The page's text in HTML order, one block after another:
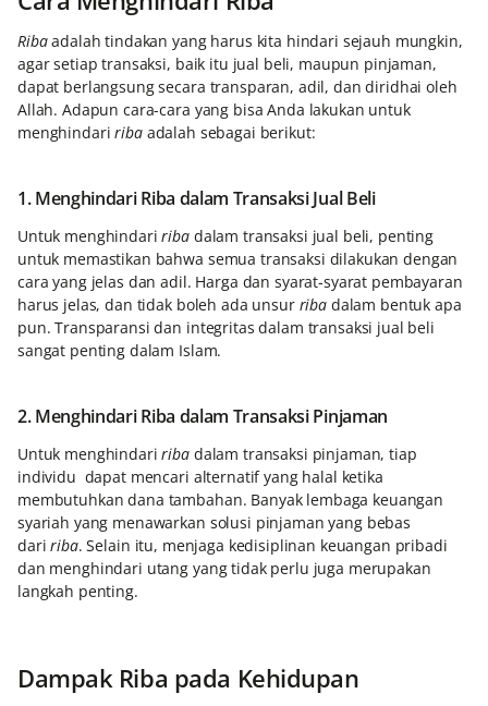
Ribaadalah tindakan yang harus kita hindari sejauh mungkin,
agar setiap transaksi, baik itu jual beli, maupun pinjaman,
dapat berlangsung secara transparan, adil, dan diridhai oleh
Allah. Adapun cara-cara yang bisa Anda lakukan untuk
menghindariribaadalah sebagai berikut:
1. Menghindari Riba dalam Transaksi Jual Beli
Untuk menghindariribadalam transaksi jual beli, penting
untuk memastikan bahwa semua transaksi dilakukan dengan
cara yang jelas dan adil. Harga dan syarat-syarat pembayaran
harus jelas, dan tidak boleh ada unsur riba dalam bentuk apa
pun. Transparansi dan integritas dalam transaksi jual beli
sangat penting dalam Islam.
2. Menghindari Riba dalam Transaksi Pinjaman
Untuk menghindariribadalam transaksi pinjaman, tiap
individu dapat mencari alternatif yang halal ketika
membutuhkan dana tambahan. Banyak lembaga keuangan
syariah yang menawarkan solusi pinjaman yang bebas
daririba. Selain itu, menjaga kedisiplinan keuangan pribadi
dan menghindari utang yang tidak perlu juga merupakan
langkah penting.
Dampak Riba pada Kehidupan